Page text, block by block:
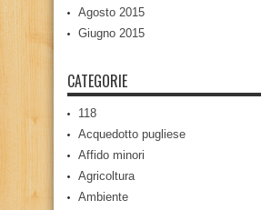
Agosto 2015
Giugno 2015
CATEGORIE
118
Acquedotto pugliese
Affido minori
Agricoltura
Ambiente